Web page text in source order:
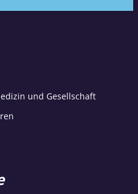
und Gesellschaft